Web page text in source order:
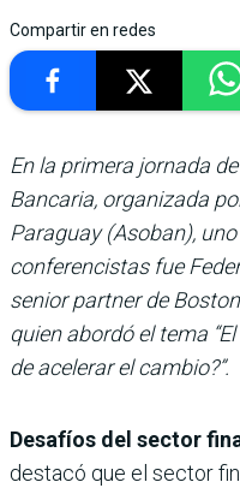
Compartir en redes
En la primera jornada
Bancaria, organizada
Paraguay (Asoban),
conferencistas fue
senior partner de
quien abordó el tema
de acelerar el cambio?”.
Desafíos del sector
destacó que el sector